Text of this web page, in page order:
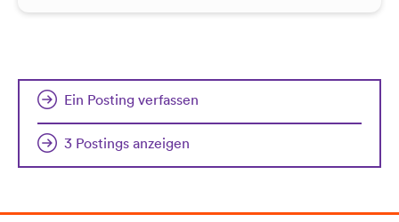
Ein Posting verfassen
3 Postings anzeigen